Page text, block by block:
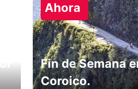
Ahora
Fin de Semana
Coroico.